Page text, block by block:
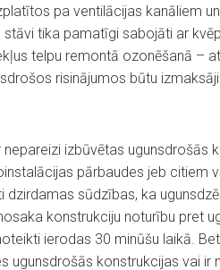
pa ventilācijas kanāliem
tika pamatīgi sabojāti ar
telpu remontā ozonēšanā –
risinājumos būtu
izbūvētas ugunsdrošās
pārbaudes jeb citiem
sūdzības, ka
konstrukciju noturību pret
ierodas 30 minūšu laikā.
ugunsdrošās konstrukcijas vai ir